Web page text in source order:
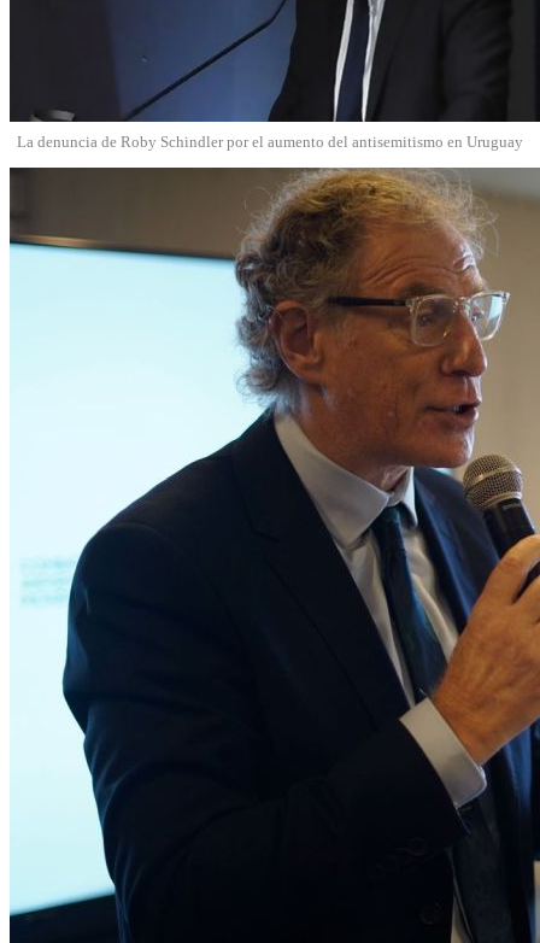
La denuncia de Roby Schindler por el aumento del antisemitismo en Uruguay